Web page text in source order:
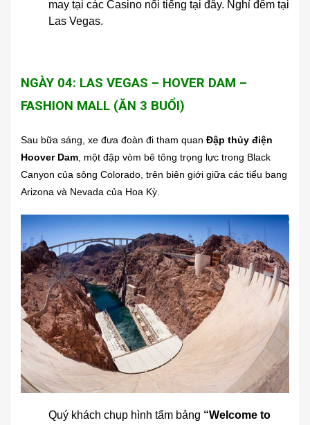
may tại các Casino nổi tiếng tại đây. Nghỉ đêm tại
Las Vegas.
NGÀY 04: LAS VEGAS – HOVER DAM –
FASHION MALL (ĂN 3 BUỔI)
Sau bữa sáng, xe đưa đoàn đi tham quan Đập thủy điện
Hoover Dam , một đập vòm bê tông trọng lực trong Black
Canyon của sông Colorado, trên biên giới giữa các tiểu bang
Arizona và Nevada của Hoa Kỳ.
Quý khách chụp hình tấm bảng “Welcome to